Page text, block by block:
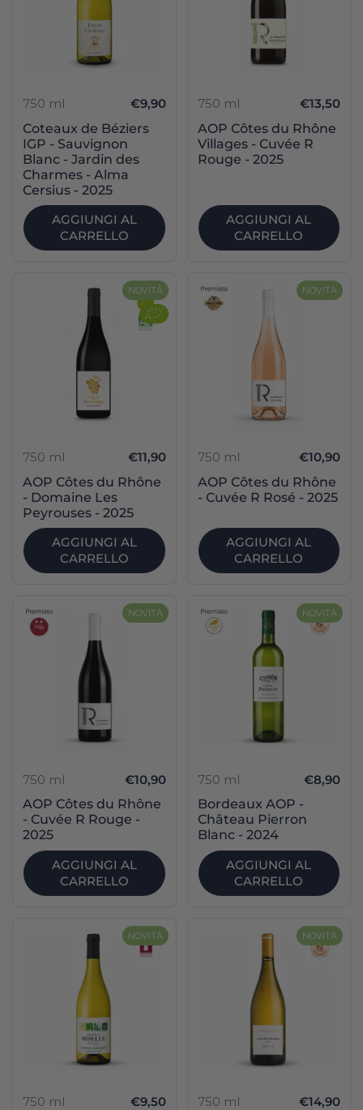
750 ml
€9,90
Coteaux de Béziers
IGP - Sauvignon
Blanc - Jardin des
Charmes - Alma
Cersius - 2025
AGGIUNGI AL
CARRELLO
750 ml
€13,50
AOP Côtes du Rhône
Villages - Cuvée R
Rouge - 2025
AGGIUNGI AL
CARRELLO
750 ml
€11,90
AOP Côtes du Rhône
- Domaine Les
Peyrouses - 2025
AGGIUNGI AL
CARRELLO
NOVITÀ
750 ml
€10,90
AOP Côtes du Rhône
- Cuvée R Rosé - 2025
AGGIUNGI AL
CARRELLO
NOVITÀ
750 ml
€10,90
AOP Côtes du Rhône
- Cuvée R Rouge -
2025
AGGIUNGI AL
CARRELLO
NOVITÀ
750 ml
€8,90
Bordeaux AOP -
Château Pierron
Blanc - 2024
AGGIUNGI AL
CARRELLO
NOVITÀ
750 ml €9,50
NOVITÀ
750 ml €14,90
NOVITÀ